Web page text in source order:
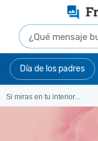
Día de los padres
Si miras en tu interior...